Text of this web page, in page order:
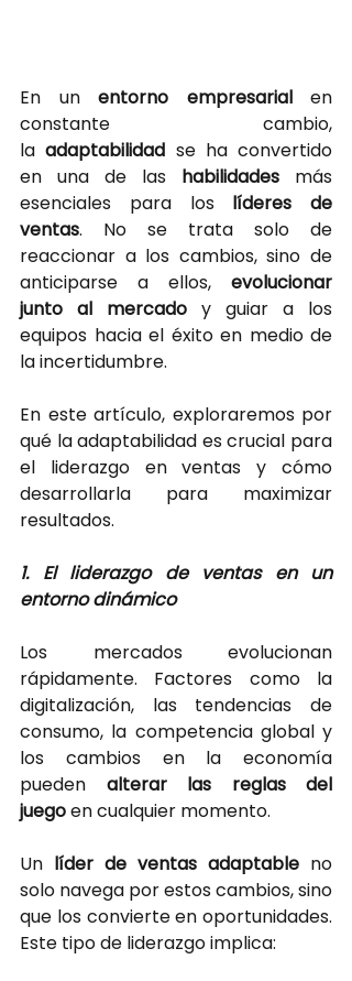
En un entorno empresarial
en
constante cambio,
la adaptabilidad se ha convertido
en una de las
habilidades más
esenciales para los líderes de
ventas. No se trata solo de
reaccionar a los cambios, sino de
anticiparse a ellos,
evolucionar
junto al mercado y guiar a los
equipos hacia el éxito en medio de
la incertidumbre.
En este artículo, exploraremos por
qué la adaptabilidad es crucial para
el liderazgo en ventas y cómo
desarrollarla para maximizar
resultados.
1. El liderazgo de ventas en un
entorno dinámico
Los mercados evolucionan
rápidamente. Factores como la
digitalización, las tendencias de
consumo, la competencia global y
los cambios en la economía
pueden
alterar las reglas del
juegoen cualquier momento.
Un líder de ventas adaptable no
solo navega por estos cambios, sino
que los convierte en oportunidades.
Este tipo de liderazgo implica: